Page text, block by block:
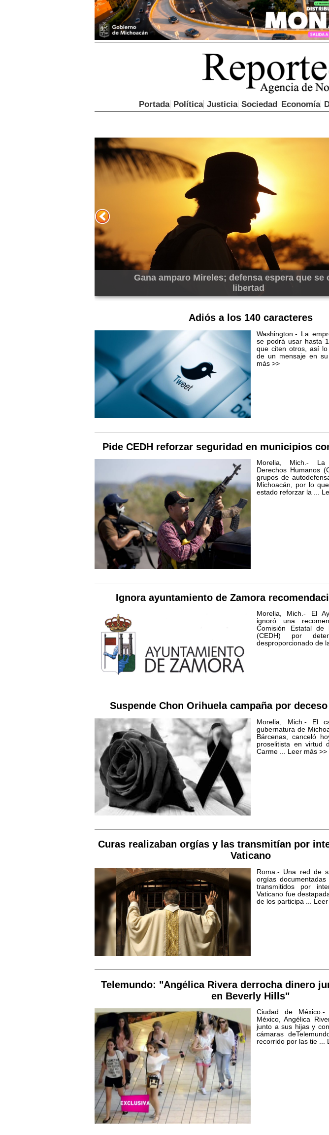
Portada Política Justicia Sociedad Economía
Gana amparo Mireles; defensa espera que se
libertad
Adiós a los 140 caracteres
Washington.- La
se podrá usar hasta
que citen otros, así
de un mensaje en
más >>
Pide CEDH reforzar seguridad en municipios
Morelia, Mich.-
Derechos Humanos
grupos de
Michoacán, por lo
estado reforzar la ...
Ignora ayuntamiento de Zamora
Morelia, Mich.- El
ignoró una
Comisión Estatal de
(CEDH) por
desproporcionado de
Suspende Chon Orihuela campaña por
Morelia, Mich.- El
gubernatura de
Bárcenas, canceló
proselitista en virtud
Carme ...
Leer más >>
Curas realizaban orgías y las transmitían por
Vaticano
Roma.- Una red de
orgías
transmitidos por
Vaticano fue
de los participa ...
Telemundo: "Angélica Rivera derrocha dinero
en Beverly Hills"
Ciudad de
México, Angélica
junto a sus hijas y
cámaras
recorrido por las tie ...